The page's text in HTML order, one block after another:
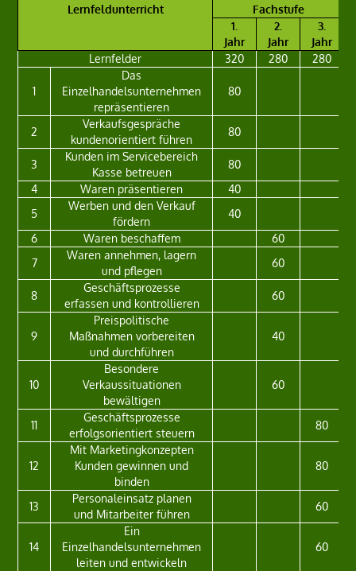
Lernfeldunterricht
Fachstufe
1.
Jahr
2.
Jahr
3.
Jahr
Lernfelder
320 280 280
1
Das
Einzelhandelsunternehmen
repräsentieren
80
2
Verkaufsgespräche
kundenorientiert führen
80
3
Kunden im Servicebereich
Kasse betreuen
80
4
Waren präsentieren
40
5
Werben und den Verkauf
fördern
40
6
Waren beschaffem
60
7
Waren annehmen, lagern
und pflegen
60
8
Geschäftsprozesse
erfassen und kontrollieren
60
9
Preispolitische
Maßnahmen vorbereiten
und durchführen
40
10
Besondere
Verkaussituationen
bewältigen
60
11
Geschäftsprozesse
erfolgsorientiert steuern
80
12
Mit Marketingkonzepten
Kunden gewinnen und
binden
80
13
Personaleinsatz planen
und Mitarbeiter führen
60
14
Ein
Einzelhandelsunternehmen
leiten und entwickeln
60